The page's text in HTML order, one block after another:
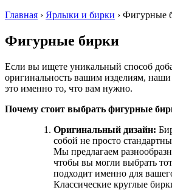
Главная › Ярлыки и бирки › Фигурные
Фигурные бирки
Если вы ищете уникальный способ
оригинальность вашим изделиям, наши
это именно то, что вам нужно.
Почему стоит выбрать фигурные
Оригинальный дизайн:
собой не просто
Мы предлагаем
чтобы вы могли выбрать
подходит именно для
Классические круглые